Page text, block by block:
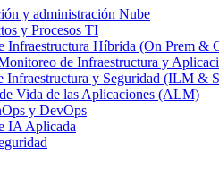
y administración Nube
y Procesos TI
Infraestructura Híbrida (On Prem &
de Infraestructura y
Infraestructura y Seguridad (ILM &
Vida de las Aplicaciones (ALM)
y DevOps
IA Aplicada